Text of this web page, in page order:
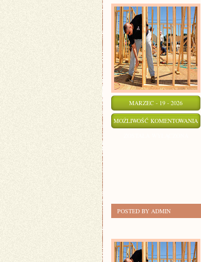
MARZEC - 19 - 2026
MOŻLIWOŚĆ KOMENTOWANIA
POSTED BY ADMIN